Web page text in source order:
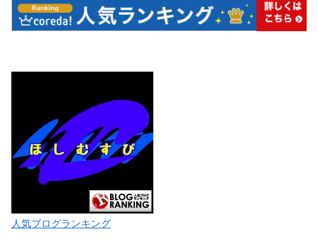
人気ブログランキング